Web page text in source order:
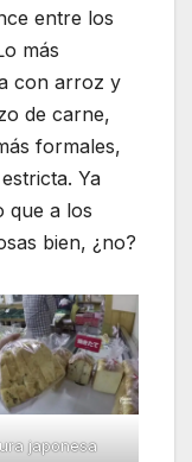
entre los
más
con arroz y
de carne,
formales,
Ya
que a los
bien, ¿no?
japonesa